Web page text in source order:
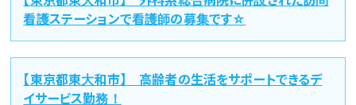
看護ステーションで看護師の募集です☆
【東京都東大和市】 高齢者の生活をサポートできるデ
イサービス勤務！